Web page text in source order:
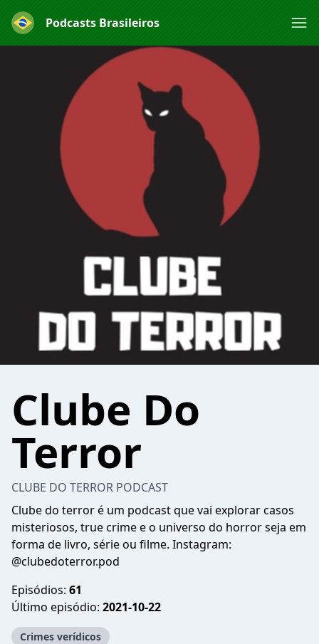
Podcasts Brasileiros
Clube Do
Terror
CLUBE DO TERROR PODCAST
Clube do terror é um podcast que vai explorar casos
misteriosos, true crime e o universo do horror seja em
forma de livro, série ou filme. Instagram:
@clubedoterror.pod
Episódios: 61
Último episódio: 2021-10-22
Crimes verídicos